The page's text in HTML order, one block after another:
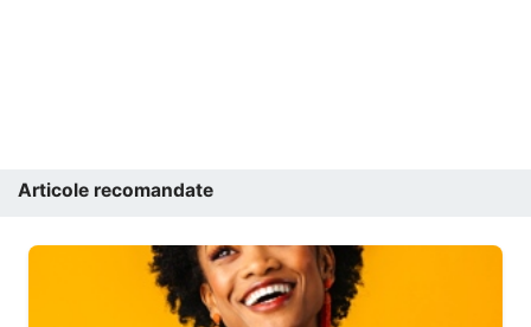
Articole recomandate